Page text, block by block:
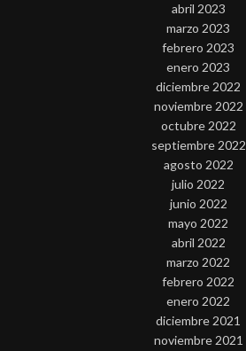
abril 2023
marzo 2023
febrero 2023
enero 2023
diciembre 2022
noviembre 2022
octubre 2022
septiembre 2022
agosto 2022
julio 2022
junio 2022
mayo 2022
abril 2022
marzo 2022
febrero 2022
enero 2022
diciembre 2021
noviembre 2021